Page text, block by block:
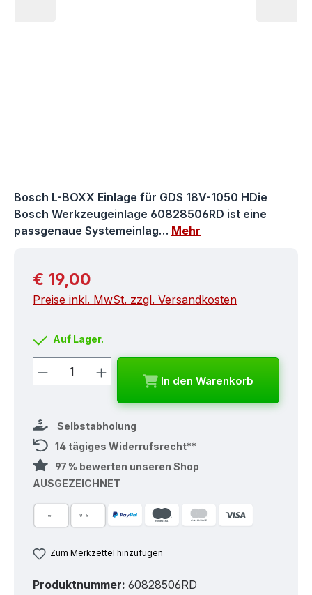
Bosch L-BOXX Einlage für GDS 18V-1050 HDie
Bosch Werkzeugeinlage 60828506RD ist eine
passgenaue Systemeinlag… Mehr
Regulärer Preis:
€ 19,00
Preise inkl. MwSt. zzgl. Versandkosten
Auf Lager.
Produkt Anzahl: Gib den
In den Warenkorb
Selbstabholung
14 tägiges Widerrufsrecht**
97 % bewerten unseren Shop
AUSGEZEICHNET
Zum Merkzettel hinzufügen
Produktnummer: 60828506RD